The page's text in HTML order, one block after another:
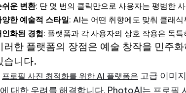
쉬운 변환: 단 몇 번의 클릭만으로 사용자는 평범한
양한 예술적 스타일: AI는 어떤 취향에도 맞춰 클래
인화된 경험: 플랫폼과 각 사용자의 상호 작용은 독
러한 플랫폼의 장점은 예술 창작을 민주
습니다.
프로필 사진 최적화를 위한 AI 플랫폼은 고급 이미
대한 우려를 해결합니다. PhotoAI는 프로필